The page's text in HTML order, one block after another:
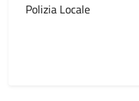
Polizia Locale